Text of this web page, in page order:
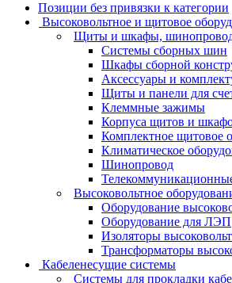
Позиции без привязки к категории
Высоковольтное и щитовое
Щиты и шкафы,
Системы сборных шин
Шкафы сборной
Аксессуары и
Щиты и панели для
Клеммные зажимы
Корпуса щитов и
Комплектное щитовое
Климатическое
Шинопровод
Высоковольтное
Оборудование
Оборудование для ЛЭП
Изоляторы
Трансформаторы
Кабеленесущие системы
Системы для прокладки